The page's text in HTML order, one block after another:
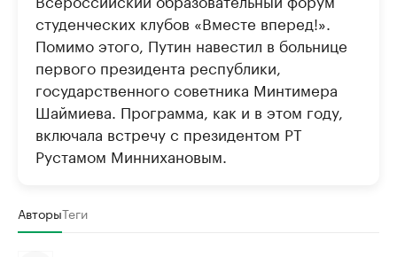
студенческих клубов «Вместе вперед!».
Помимо этого, Путин навестил в больнице
первого президента республики,
государственного советника Минтимера
Шаймиева. Программа, как и в этом году,
включала встречу с президентом РТ
Рустамом Миннихановым.
АвторыТеги